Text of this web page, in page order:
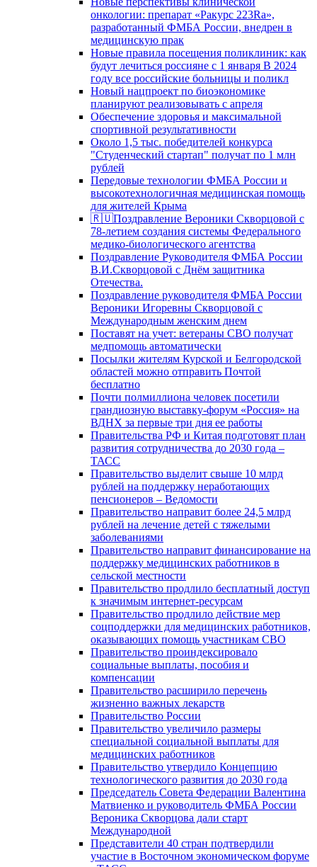
онкологии: препарат «Ракурс 223Ra»,
разработанный ФМБА России, внедрен в
медицинскую прак
Новые правила посещения поликлиник: как
будут лечиться россияне с 1 января В 2024
году все российские больницы и поликл
Новый нацпроект по биоэкономике
планируют реализовывать с апреля
Обеспечение здоровья и максимальной
спортивной результативности
Около 1,5 тыс. победителей конкурса
"Студенческий стартап" получат по 1 млн
рублей
Передовые технологии ФМБА России и
высокотехнологичная медицинская помощь
для жителей Крыма
🇷🇺Поздравление Вероники Скворцовой с
78-летием создания системы Федерального
медико-биологического агентства
Поздравление Руководителя ФМБА России
В.И.Скворцовой с Днём защитника
Отечества.
Поздравление руководителя ФМБА России
Вероники Игоревны Скворцовой с
Международным женским днем
Поставят на учет: ветераны СВО получат
медпомощь автоматически
Посылки жителям Курской и Белгородской
областей можно отправить Почтой
бесплатно
Почти полмиллиона человек посетили
грандиозную выставку-форум «Россия» на
ВДНХ за первые три дня ее работы
Правительства РФ и Китая подготовят план
развития сотрудничества до 2030 года –
ТАСС
Правительство выделит свыше 10 млрд
рублей на поддержку неработающих
пенсионеров – Ведомости
Правительство направит более 24,5 млрд
рублей на лечение детей с тяжелыми
заболеваниями
Правительство направит финансирование на
поддержку медицинских работников в
сельской местности
Правительство продлило бесплатный доступ
к значимым интернет-ресурсам
Правительство продлило действие мер
соцподдержки для медицинских работников,
оказывающих помощь участникам СВО
Правительство проиндексировало
социальные выплаты, пособия и
компенсации
Правительство расширило перечень
жизненно важных лекарств
Правительство России
Правительство увеличило размеры
специальной социальной выплаты для
медицинских работников
Правительство утвердило Концепцию
технологического развития до 2030 года
Председатель Совета Федерации Валентина
Матвиенко и руководитель ФМБА России
Вероника Скворцова дали старт
Международной
Представители 40 стран подтвердили
участие в Восточном экономическом форуме